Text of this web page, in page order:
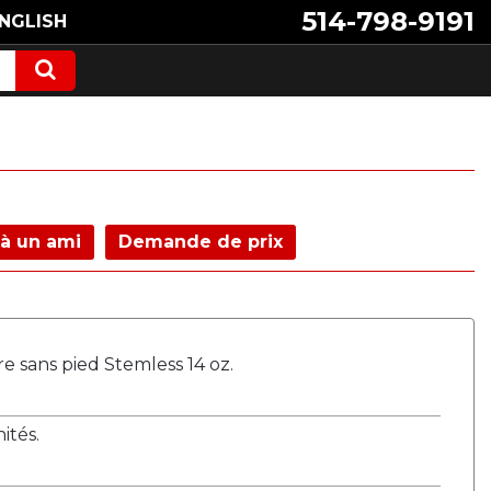
514-798-9191
un ami Demande de prix
sans pied Stemless 14 oz.